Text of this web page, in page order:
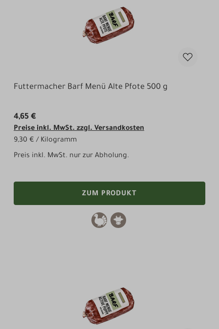
Futtermacher Barf Menü Alte Pfote 500 g
4,65 €
Preise inkl. MwSt. zzgl. Versandkosten
9,30 € / Kilogramm
Preis inkl. MwSt. nur zur Abholung.
ZUM PRODUKT